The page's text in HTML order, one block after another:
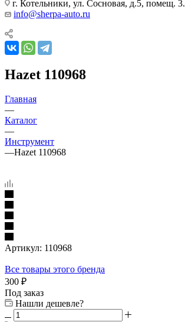
г. Котельники, ул. Сосновая, д.5, помещ. 3.
info@sherpa-auto.ru
Hazet 110968
Главная
—
Каталог
—
Инструмент
—Hazet 110968
Артикул: 110968
Все товары этого бренда
300 ₽
Под заказ
Нашли дешевле?